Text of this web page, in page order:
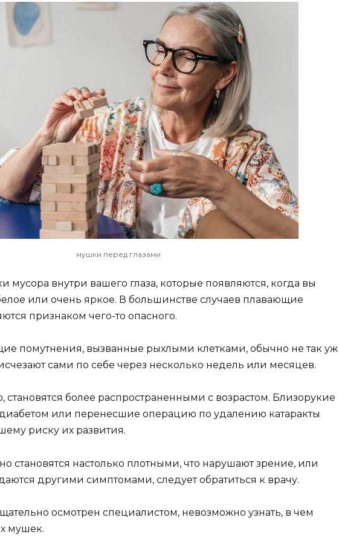
мушки перед глазами
мусора внутри вашего глаза, которые появляются, когда вы
или очень яркое. В большинстве случаев плавающие
признаком чего-то опасного.
помутнения, вызванные рыхлыми клетками, обычно не так уж
сами по себе через несколько недель или месяцев.
становятся более распространенными с возрастом. Близорукие
или перенесшие операцию по удалению катаракты
риску их развития.
становятся настолько плотными, что нарушают зрение, или
другими симптомами, следует обратиться к врачу.
осмотрен специалистом, невозможно узнать, в чем
мушек.